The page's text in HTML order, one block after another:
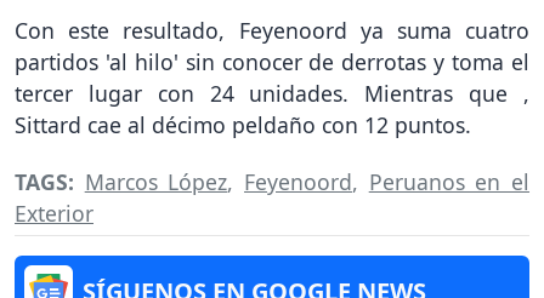
Con este resultado, Feyenoord ya suma cuatro
partidos 'al hilo' sin conocer de derrotas y toma el
tercer lugar con 24 unidades. Mientras que ,
Sittard cae al décimo peldaño con 12 puntos.
TAGS: Marcos López, Feyenoord, Peruanos en el
Exterior
SÍGUENOS EN GOOGLE NEWS